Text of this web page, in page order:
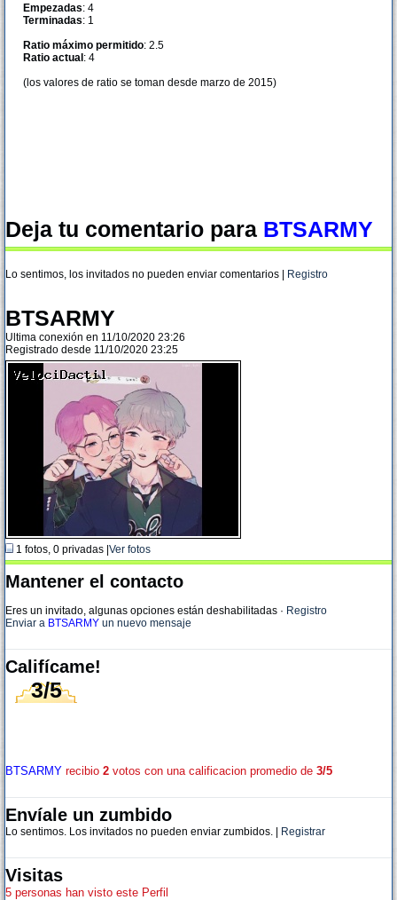
Empezadas: 4
Terminadas: 1
Ratio máximo permitido: 2.5
Ratio actual : 4
(los valores de ratio se toman desde marzo de 2015)
Deja tu comentario para BTSARMY
Lo sentimos, los invitados no pueden enviar comentarios | Registro
BTSARMY
Ultima conexión en 11/10/2020 23:26
Registrado desde 11/10/2020 23:25
1 fotos, 0 privadas | Ver fotos
Mantener el contacto
Eres un invitado, algunas opciones están deshabilitadas · Registro
Enviar a BTSARMY un nuevo mensaje
Califícame!
3/5
BTSARMY recibio 2 votos con una calificacion promedio de 3/5
Envíale un zumbido
Lo sentimos. Los invitados no pueden enviar zumbidos. | Registrar
Visitas
5 personas han visto este Perfil